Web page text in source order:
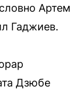
Артем
Гаджиев.
Дзюбе